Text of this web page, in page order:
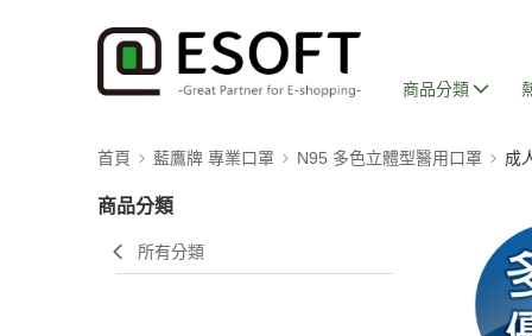
商品分類
首頁 藍鷹牌 專業口罩 N95 多色立體型醫用口罩 成
商品分類
所有分類